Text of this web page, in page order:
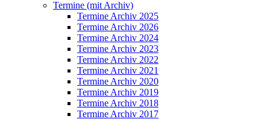
Termine (mit Archiv)
Termine Archiv 2025
Termine Archiv 2026
Termine Archiv 2024
Termine Archiv 2023
Termine Archiv 2022
Termine Archiv 2021
Termine Archiv 2020
Termine Archiv 2019
Termine Archiv 2018
Termine Archiv 2017